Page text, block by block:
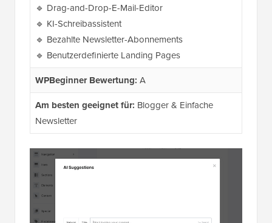
🔹 Drag-and-Drop-E-Mail-Editor
🔹 KI-Schreibassistent
🔹 Bezahlte Newsletter-Abonnements
🔹 Benutzerdefinierte Landing Pages
WPBeginner Bewertung: A
Am besten geeignet für: Blogger & Einfache
Newsletter